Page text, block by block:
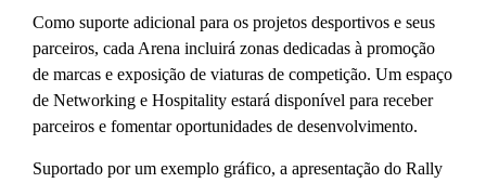
Como suporte adicional para os projetos desportivos e seus
parceiros, cada Arena incluirá zonas dedicadas à promoção
de marcas e exposição de viaturas de competição. Um espaço
de Networking e Hospitality estará disponível para receber
parceiros e fomentar oportunidades de desenvolvimento.
Suportado por um exemplo gráfico, a apresentação do Rally